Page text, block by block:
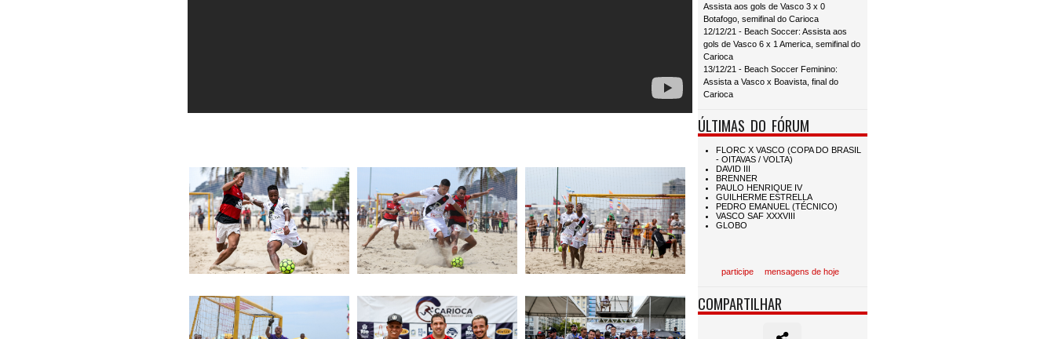
Assista aos gols de Vasco 3 x 0
Botafogo, semifinal do Carioca
12/12/21 - Beach Soccer: Assista aos
gols de Vasco 6 x 1 America, semifinal do
Carioca
13/12/21 - Beach Soccer Feminino:
Assista a Vasco x Boavista, final do
Carioca
ÚLTIMAS DO FÓRUM
participe mensagens de hoje
COMPARTILHAR